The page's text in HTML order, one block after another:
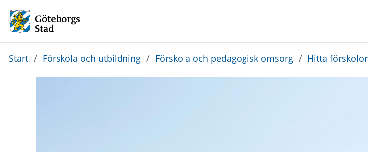
Du
Start / Förskola och utbildning / Förskola och pedagogisk omsorg / Hitta förskolor